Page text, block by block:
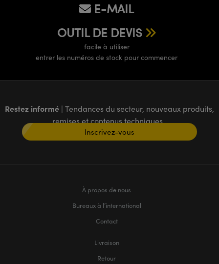
E-MAIL
OUTIL DE DEVIS
facile à utiliser
entrer les numéros de stock pour commencer
Restez informé | Tendances du secteur, nouveaux produits,
remises et contenus techniques
Inscrivez-vous
À propos de nous
Bureaux à l’international
Contact
Livraison
Retour